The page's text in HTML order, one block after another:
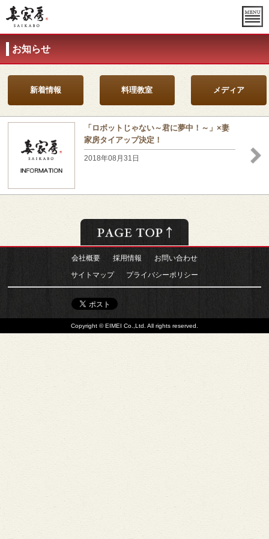
お知らせ
新着情報 料理教室 メディア
「ロボットじゃない～君に夢中！～」×妻
家房タイアップ決定！
2018年08月31日
会社概要 採用情報 お問い合わせ
サイトマップ プライバシーポリシー
Copyright © EIMEI Co.,Ltd. All rights reserved.